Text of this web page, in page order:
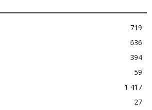
719
636
394
59
1 417
27